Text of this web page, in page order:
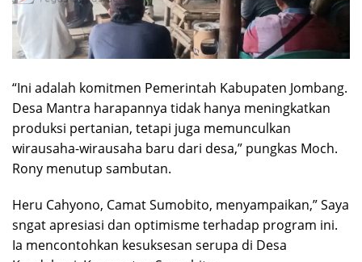
“Ini adalah komitmen Pemerintah Kabupaten Jombang.
Desa Mantra harapannya tidak hanya meningkatkan
produksi pertanian, tetapi juga memunculkan
wirausaha-wirausaha baru dari desa,” pungkas Moch.
Rony menutup sambutan.
Heru Cahyono, Camat Sumobito, menyampaikan,” Saya
sngat apresiasi dan optimisme terhadap program ini.
Ia mencontohkan kesuksesan serupa di Desa